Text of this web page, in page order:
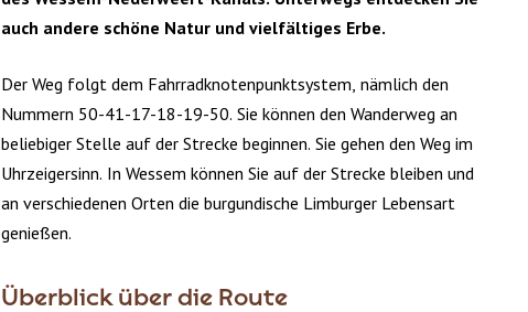
auch andere schöne Natur und vielfältiges Erbe.
Der Weg folgt dem Fahrradknotenpunktsystem, nämlich den
Nummern 50-41-17-18-19-50. Sie können den Wanderweg an
beliebiger Stelle auf der Strecke beginnen. Sie gehen den Weg im
Uhrzeigersinn. In Wessem können Sie auf der Strecke bleiben und
an verschiedenen Orten die burgundische Limburger Lebensart
genießen.
Überblick über die Route